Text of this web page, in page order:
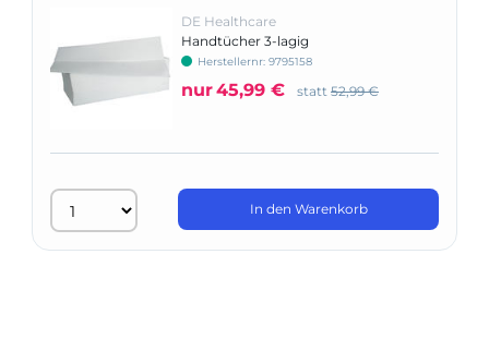
DE Healthcare
Handtücher 3-lagig
Herstellernr: 9795158
nur45,99 € statt 52,99 €
In den Warenkorb